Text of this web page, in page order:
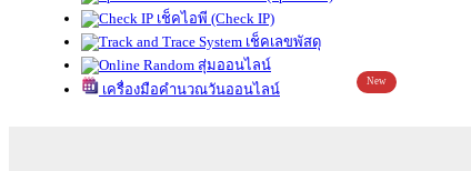
เช็คไอพี (Check IP)
เช็คเลขพัสดุ
สุ่มออนไลน์
เครื่องมือคำนวณวันออนไลน์
New